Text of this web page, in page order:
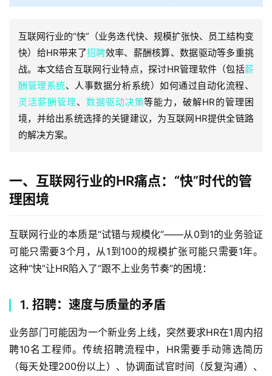
互联网行业的“快”（业务迭代快、规模扩张快、员工结构变
快）给HR带来了招聘效率、薪酬核算、数据驱动等多重挑
战。本文结合互联网行业特点，探讨HR管理软件（包括薪
酬管理系统、人事数据分析系统）如何通过自动化流程、
灵活薪酬管理、 数据驱动决策等能力，破解HR的管理困
境，并给出系统选择的关键建议，为互联网HR提供全链路
的解决方案。
一、互联网行业的HR痛点：“快”时代的管
理困境
互联网行业的本质是“试错与规模化”——从0到1的业务验证
可能只需要3个月，从1到100的规模扩张可能只需要1年。
这种“快”让HR陷入了“跟不上业务节奏”的困境：
1. 招聘：速度与质量的矛盾
业务部门可能因为一个新业务上线，突然要求HR在1周内招
聘10名工程师。传统招聘流程中，HR需要手动筛选简历
（每天处理200份以上）、协调面试官时间（反复沟通）、